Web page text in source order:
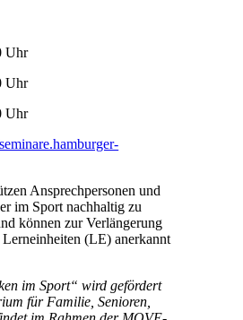
Uhr
Uhr
Uhr
Ansprechpersonen und
im Sport nachhaltig zu
können zur Verlängerung
(LE) anerkannt
im Sport“ wird gefördert
für Familie, Senioren,